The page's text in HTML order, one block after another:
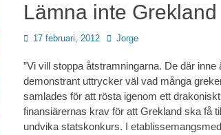
Lämna inte
Publicerad
17 februari, 2012 Författare
Jorge
”Vi vill stoppa åtstramningarna. De där inne
demonstrant uttrycker väl vad många
samlades för att rösta igenom ett
finansiärernas krav för att Grekland ska få
undvika statskonkurs. I